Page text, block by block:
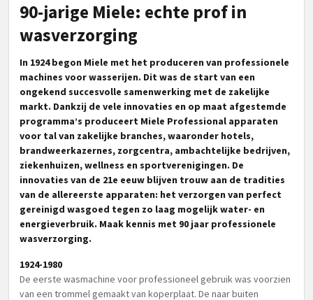
90-jarige Miele: echte prof in
wasverzorging
In 1924 begon Miele met het produceren van professionele
machines voor wasserijen. Dit was de start van een
ongekend succesvolle samenwerking met de zakelijke
markt. Dankzij de vele innovaties en op maat afgestemde
programma’s produceert Miele Professional apparaten
voor tal van zakelijke branches, waaronder hotels,
brandweerkazernes, zorgcentra, ambachtelijke bedrijven,
ziekenhuizen, wellness en sportverenigingen. De
innovaties van de 21e eeuw blijven trouw aan de tradities
van de allereerste apparaten: het verzorgen van perfect
gereinigd wasgoed tegen zo laag mogelijk water- en
energieverbruik. Maak kennis met 90 jaar professionele
wasverzorging.
1924-1980
De eerste wasmachine voor professioneel gebruik was voorzien
van een trommel gemaakt van koperplaat. De naar buiten